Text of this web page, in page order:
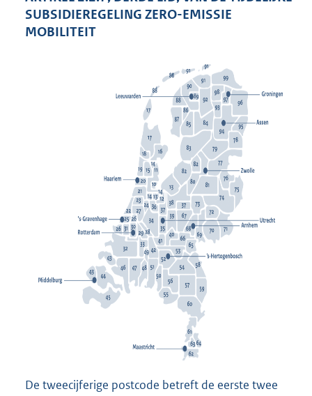
SUBSIDIEREGELING ZERO-EMISSIE
MOBILITEIT
De tweecijferige postcode betreft de eerste twee